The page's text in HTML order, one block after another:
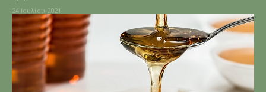
24 Ιουλίου 2021